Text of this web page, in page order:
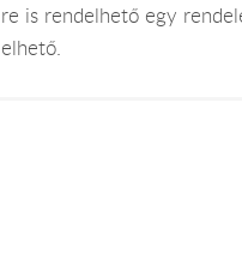
is rendelhető egy